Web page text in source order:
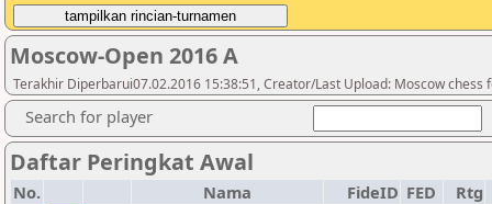
Moscow-Open 2016 A
Terakhir Diperbarui07.02.2016 15:38:51, Creator/Last Upload: Moscow chess
Search for player
Daftar Peringkat Awal
No. Nama FideID FED
Rtg